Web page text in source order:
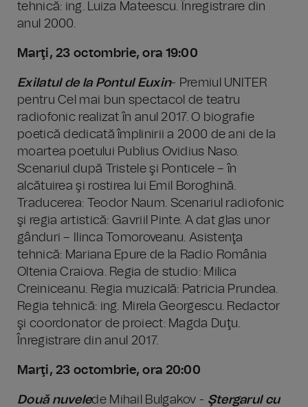
tehnică: ing. Luiza Mateescu. Înregistrare din
anul 2000.
Marţi, 23 octombrie, ora 19:00
Exilatul de la Pontul Euxin- Premiul UNITER
pentru Cel mai bun spectacol de teatru
radiofonic realizat în anul 2017. O biografie
poetică dedicată împlinirii a 2000 de ani de la
moartea poetului Publius Ovidius Naso.
Scenariul după Tristele şi Ponticele – în
alcătuirea şi rostirea lui Emil Boroghină.
Traducerea: Teodor Naum. Scenariul radiofonic
şi regia artistică: Gavriil Pinte. A dat glas unor
gânduri – Ilinca Tomoroveanu. Asistenţa
tehnică: Mariana Epure de la Radio România
Oltenia Craiova. Regia de studio: Milica
Creiniceanu. Regia muzicală: Patricia Prundea.
Regia tehnică: ing. Mirela Georgescu. Redactor
şi coordonator de proiect: Magda Duţu.
Înregistrare din anul 2017.
Marţi, 23 octombrie, ora 20:00
Două nuvelede Mihail Bulgakov - Ştergarul cu